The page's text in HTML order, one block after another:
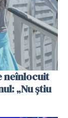
neînlocuit
„Nu știu